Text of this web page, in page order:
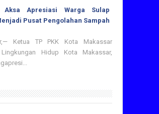
Aksa Apresiasi Warga Sulap
Pusat Pengolahan Sampah
Ketua TP PKK Kota Makassar
Hidup Kota Makassar,